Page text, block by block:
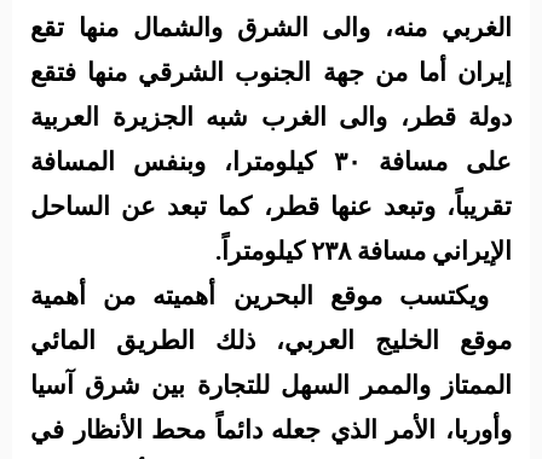
الغربي منه، والى الشرق والشمال منها تقع
إيران أما من جهة الجنوب الشرقي منها فتقع
دولة قطر، والى الغرب شبه الجزيرة العربية
على مسافة ٣٠ كيلومترا، وبنفس المسافة
تقريباً، وتبعد عنها قطر، كما تبعد عن الساحل
الإيراني مسافة ٢٣٨ كيلومتراً
.
ويكتسب موقع البحرين أهميته من أهمية
موقع الخليج العربي، ذلك الطريق المائي
الممتاز والممر السهل للتجارة بين شرق آسيا
وأوربا، الأمر الذي جعله دائماً محط الأنظار في